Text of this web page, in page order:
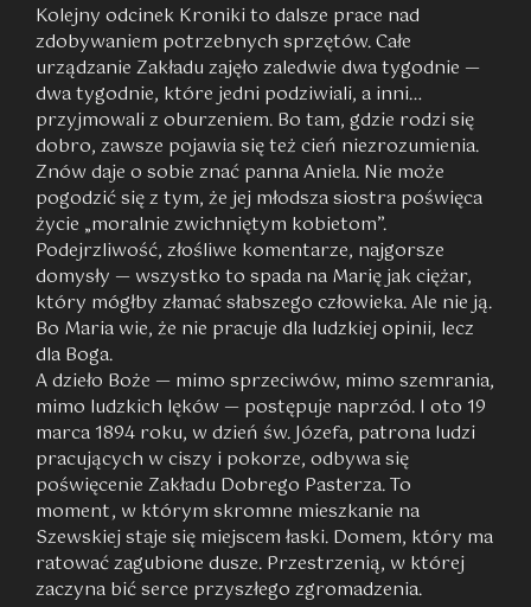
Kolejny odcinek Kroniki to dalsze prace nad
zdobywaniem potrzebnych sprzętów. Całe
urządzanie Zakładu zajęło zaledwie dwa tygodnie —
dwa tygodnie, które jedni podziwiali, a inni…
przyjmowali z oburzeniem. Bo tam, gdzie rodzi się
dobro, zawsze pojawia się też cień niezrozumienia.
Znów daje o sobie znać panna Aniela. Nie może
pogodzić się z tym, że jej młodsza siostra poświęca
życie „moralnie zwichniętym kobietom”.
Podejrzliwość, złośliwe komentarze, najgorsze
domysły — wszystko to spada na Marię jak ciężar,
który mógłby złamać słabszego człowieka. Ale nie ją.
Bo Maria wie, że nie pracuje dla ludzkiej opinii, lecz
dla Boga.
A dzieło Boże — mimo sprzeciwów, mimo szemrania,
mimo ludzkich lęków — postępuje naprzód. I oto 19
marca 1894 roku, w dzień św. Józefa, patrona ludzi
pracujących w ciszy i pokorze, odbywa się
poświęcenie Zakładu Dobrego Pasterza. To
moment, w którym skromne mieszkanie na
Szewskiej staje się miejscem łaski. Domem, który ma
ratować zagubione dusze. Przestrzenią, w której
zaczyna bić serce przyszłego zgromadzenia.